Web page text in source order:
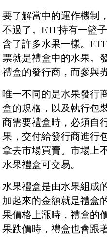
要了解當中的運作機制
不過了。ETF持有一籃
含了許多水果一樣。
票就是禮盒中的水果。
禮盒的發行商，而參與
唯一不同的是水果發行
盒的規格，以及執行包
商需要禮盒時，必須自
果，交付給發行商進行
拿去市場買賣。市場上
水果禮盒可交易。
水果禮盒是由水果組成
加起來的金額就是禮盒
果價格上漲時，禮盒的
果跌價時，禮盒也會跟